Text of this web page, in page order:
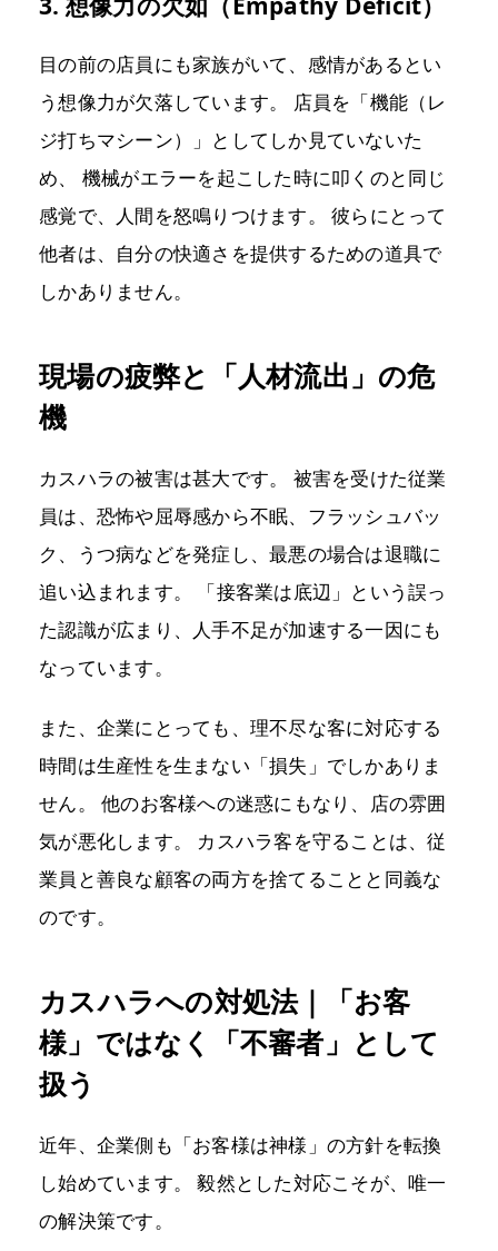
目の前の店員にも家族がいて、感情があるとい
う想像力が欠落しています。 店員を「機能（レ
ジ打ちマシーン）」としてしか見ていないた
め、 機械がエラーを起こした時に叩くのと同じ
感覚で、人間を怒鳴りつけます。 彼らにとって
他者は、自分の快適さを提供するための道具で
しかありません。
現場の疲弊と「人材流出」の危
機
カスハラの被害は甚大です。 被害を受けた従業
員は、恐怖や屈辱感から不眠、フラッシュバッ
ク、うつ病などを発症し、最悪の場合は退職に
追い込まれます。 「接客業は底辺」という誤っ
た認識が広まり、人手不足が加速する一因にも
なっています。
また、企業にとっても、理不尽な客に対応する
時間は生産性を生まない「損失」でしかありま
せん。 他のお客様への迷惑にもなり、店の雰囲
気が悪化します。 カスハラ客を守ることは、従
業員と善良な顧客の両方を捨てることと同義な
のです。
カスハラへの対処法｜「お客
様」ではなく「不審者」として
扱う
近年、企業側も「お客様は神様」の方針を転換
し始めています。 毅然とした対応こそが、唯一
の解決策です。